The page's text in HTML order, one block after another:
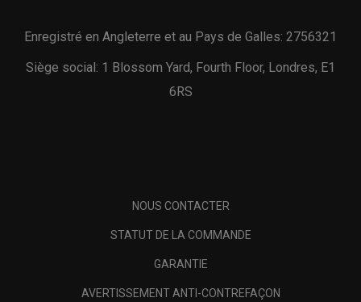
Enregistré en Angleterre et au Pays de Galles: 2756321
Siège social: 1 Blossom Yard, Fourth Floor, Londres, E1
6RS
NOUS CONTACTER
STATUT DE LA COMMANDE
GARANTIE
AVERTISSEMENT ANTI-CONTREFAÇON